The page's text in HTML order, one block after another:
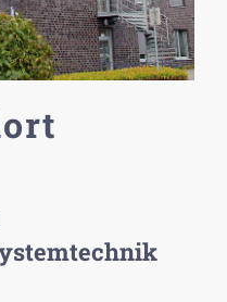
© Fraunhofer ISST